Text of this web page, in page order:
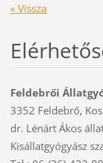
« Vissza
Feldebrői
3352 Feldebrő,
dr. Lénárt Ákos
Kisállatgyógyász